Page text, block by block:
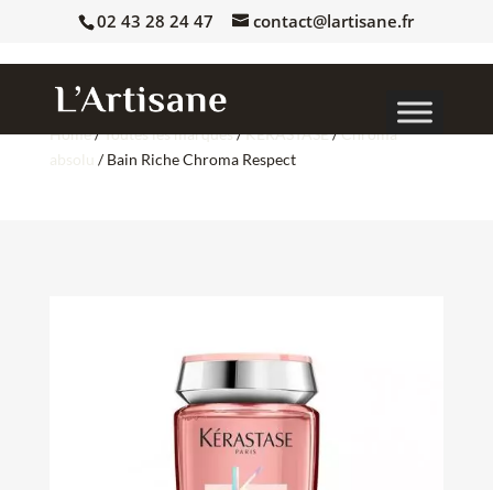
02 43 28 24 47 contact@lartisane.fr
Home/Toutes les marques/KERASTASE/Chroma
absolu / Bain Riche Chroma Respect